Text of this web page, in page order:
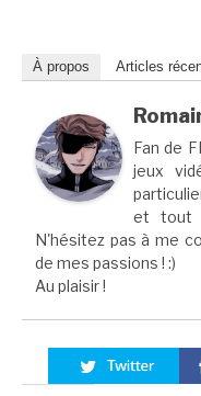
À propos Articles
Fan de
jeux
et tout
N'hésitez pas à me
de mes passions ! :)
Au plaisir !